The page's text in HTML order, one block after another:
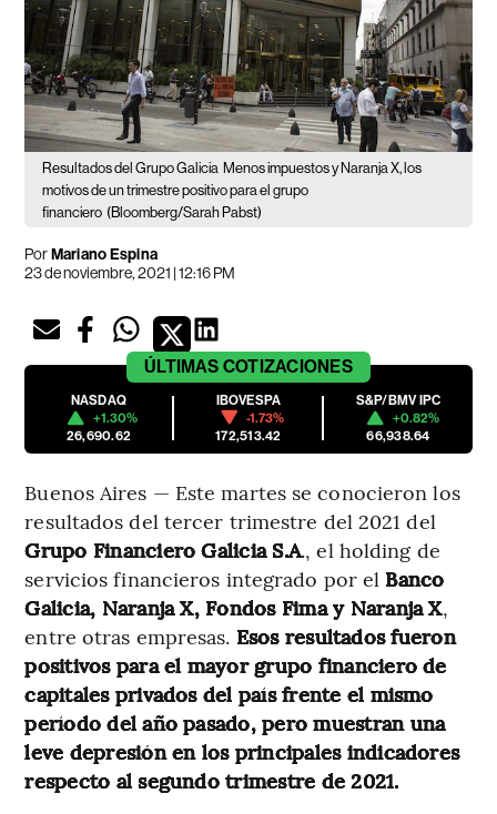
Resultados del Grupo Galicia Menos impuestos y Naranja X, los
motivos de un trimestre positivo para el grupo
financiero (Bloomberg/Sarah Pabst)
PorMariano Espina
23 de noviembre, 2021 | 12:16 PM
ÚLTIMAS COTIZACIONES
NASDAQ
+1.30%
26,690.62
IBOVESPA
-1.73%
172,513.42
S&P/BMV IPC
+0.82%
66,938.64
Buenos Aires — Este martes se conocieron los
resultados del tercer trimestre del 2021 del
Grupo Financiero Galicia S.A., el holding de
servicios financieros integrado por el Banco
Galicia, Naranja X, Fondos Fima y Naranja X,
entre otras empresas. Esos resultados fueron
positivos para el mayor grupo financiero de
capitales privados del país frente el mismo
período del año pasado, pero muestran una
leve depresión en los principales indicadores
respecto al segundo trimestre de 2021.